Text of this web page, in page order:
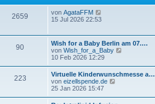
2659 von AgataFFM
s
t
e
r
B
e
i
t
r
a
15 Jul 2026 22:53
90
Wish for a Baby Berlin am 07.…
von Wish_for_a_Baby
s
r
10 Feb 2026 12:29
223
Virtuelle Kinderwunschmesse a…
von eizellspende.de
25 Jan 2026 15:47